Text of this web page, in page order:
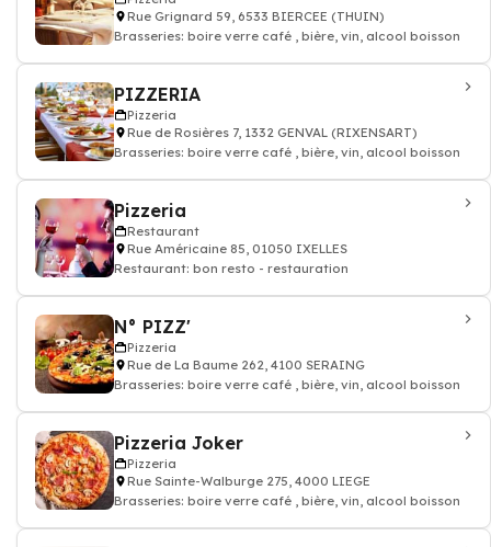
Rue Grignard 59, 6533 BIERCEE (THUIN)
Brasseries: boire verre café , bière, vin, alcool boisson
PIZZERIA
Pizzeria
Rue de Rosières 7, 1332 GENVAL (RIXENSART)
Brasseries: boire verre café , bière, vin, alcool boisson
Pizzeria
Restaurant
Rue Américaine 85, 01050 IXELLES
Restaurant: bon resto - restauration
N° PIZZ'
Pizzeria
Rue de La Baume 262, 4100 SERAING
Brasseries: boire verre café , bière, vin, alcool boisson
Pizzeria Joker
Pizzeria
Rue Sainte-Walburge 275, 4000 LIEGE
Brasseries: boire verre café , bière, vin, alcool boisson